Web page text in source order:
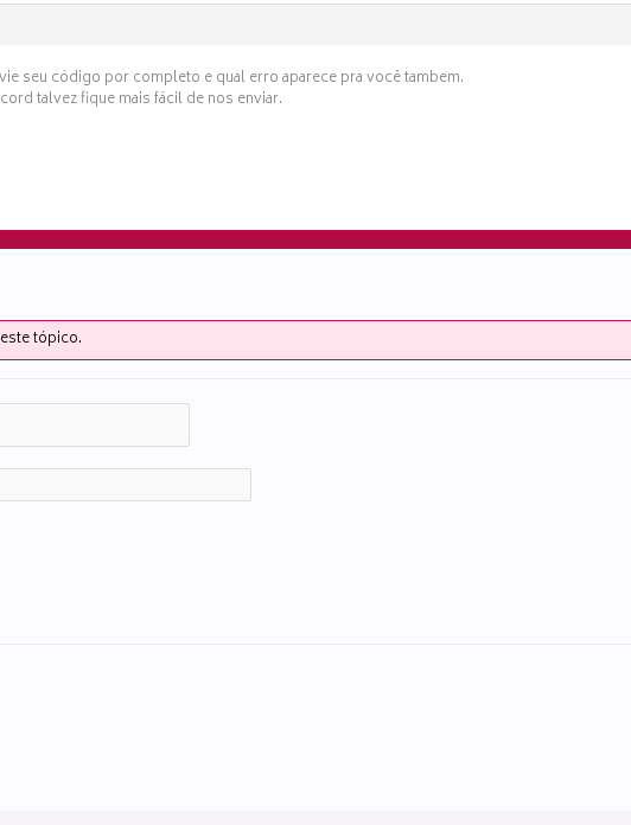
seu código por completo e qual erro aparece pra você tambem.
talvez fique mais fácil de nos enviar.
tópico.